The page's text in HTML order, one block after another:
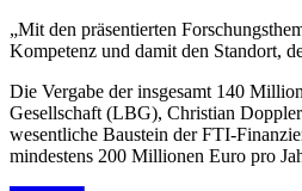
„Mit den präsentierten
Kompetenz und damit den Standort,
Die Vergabe der insgesamt 140
Gesellschaft (LBG), Christian
wesentliche Baustein der FTI-
mindestens 200 Millionen Euro pro